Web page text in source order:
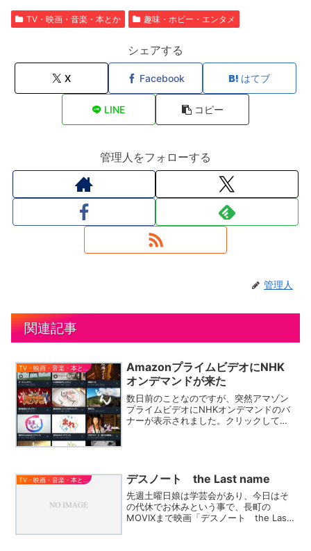
TV・映画・音楽・本とか 趣味・ホビー・エンタメ
シェアする
X Facebook はてブ
LINE コピー
管理人をフォローする
管理人
関連記事
AmazonプライムビデオにNHK
オンデマンドが来た
数日前のことなのですが、突然アマゾン
プライムビデオにNHKオンデマンドのバ
ナーが表示されました。クリックしてみ
デスノート the Last name
先週土曜日娘は学芸会があり、今日はそ
の代休でお休みという事で、長町の
MOVIXまで映画「デスノート the Last